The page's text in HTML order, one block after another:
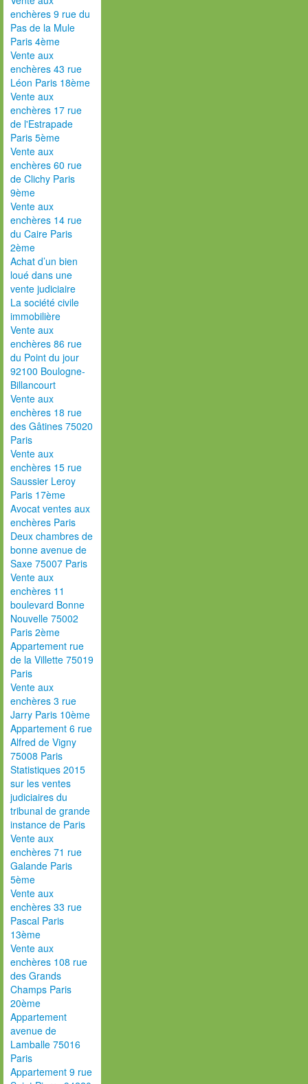
enchères 9 rue du
Pas de la Mule
Paris 4ème
Vente aux
enchères 43 rue
Léon Paris 18ème
Vente aux
enchères 17 rue
de l'Estrapade
Paris 5ème
Vente aux
enchères 60 rue
de Clichy Paris
9ème
Vente aux
enchères 14 rue
du Caire Paris
2ème
Achat d’un bien
loué dans une
vente judiciaire
La société civile
immobilière
Vente aux
enchères 86 rue
du Point du jour
92100 Boulogne-
Billancourt
Vente aux
enchères 18 rue
des Gâtines 75020
Paris
Vente aux
enchères 15 rue
Saussier Leroy
Paris 17ème
Avocat ventes aux
enchères Paris
Deux chambres de
bonne avenue de
Saxe 75007 Paris
Vente aux
enchères 11
boulevard Bonne
Nouvelle 75002
Paris 2ème
Appartement rue
de la Villette 75019
Paris
Vente aux
enchères 3 rue
Jarry Paris 10ème
Appartement 6 rue
Alfred de Vigny
75008 Paris
Statistiques 2015
sur les ventes
judiciaires du
tribunal de grande
instance de Paris
Vente aux
enchères 71 rue
Galande Paris
5ème
Vente aux
enchères 33 rue
Pascal Paris
13ème
Vente aux
enchères 108 rue
des Grands
Champs Paris
20ème
Appartement
avenue de
Lamballe 75016
Paris
Appartement 9 rue